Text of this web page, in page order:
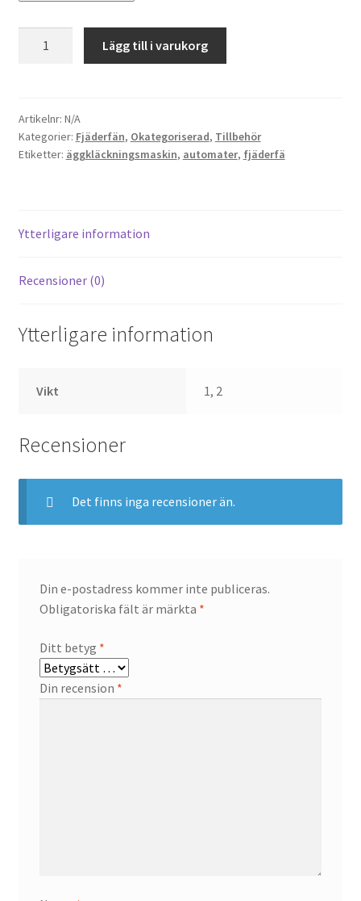
mängd
Lägg till i varukorg
Artikelnr: N/A
Kategorier: Fjäderfän, Okategoriserad, Tillbehör
Etiketter: äggkläckningsmaskin, automater, fjäderfä
Ytterligare information
Recensioner (0)
Ytterligare information
Vikt 1, 2
Recensioner
Det finns inga recensioner än.
Din e-postadress kommer inte publiceras.
Obligatoriska fält är märkta *
Ditt betyg *
Din recension *